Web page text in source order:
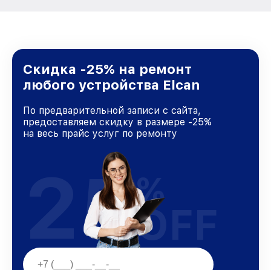
Скидка -25% на ремонт
любого устройства Elcan
По предварительной записи с сайта,
предоставляем скидку в размере -25%
на весь прайс услуг по ремонту
25%
OFF